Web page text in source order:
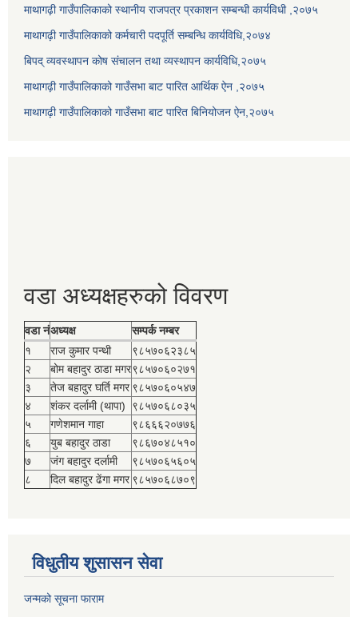
माथागढ़ी गाउँपालिकाको स्थानीय राजपत्र प्रकाशन सम्बन्धी कार्यविधी ,२०७५
माथागढ़ी गाउँपालिकाको कर्मचारी पदपूर्ति सम्बन्धि कार्यविधि,२०७४
बिपद् व्यवस्थापन कोष संचालन तथा व्यस्थापन कार्यविधि,२०७५
माथागढ़ी गाउँपालिकाको गाउँसभा बाट पारित आर्थिक ऐन ,२०७५
माथागढ़ी गाउँपालिकाको गाउँसभा बाट पारित बिनियोजन ऐन,२०७५
वडा अध्यक्षहरुको विवरण
वडा नंअध्यक्ष
सम्पर्क नम्बर
१
राज कुमार पन्थी
९८५७०६२३८५
२
बोम बहादुर ठाडा मगर९८५७०६०२७१
३
तेज बहादुर घर्ति मगर ९८५७०६०५४७
४
शंकर दर्लामी (थापा)
९८५७०६८०३५
५
गणेशमान गाहा
९८६६६२०७७६
६
युब बहादुर ठाडा
९८६७०४८५१०
७
जंग बहादुर दर्लामी
९८५७०६५६०५
८
दिल बहादुर ढेंगा मगर ९८५७०६८७०९
विधुतीय शुसासन सेवा
जन्मको सूचना फाराम